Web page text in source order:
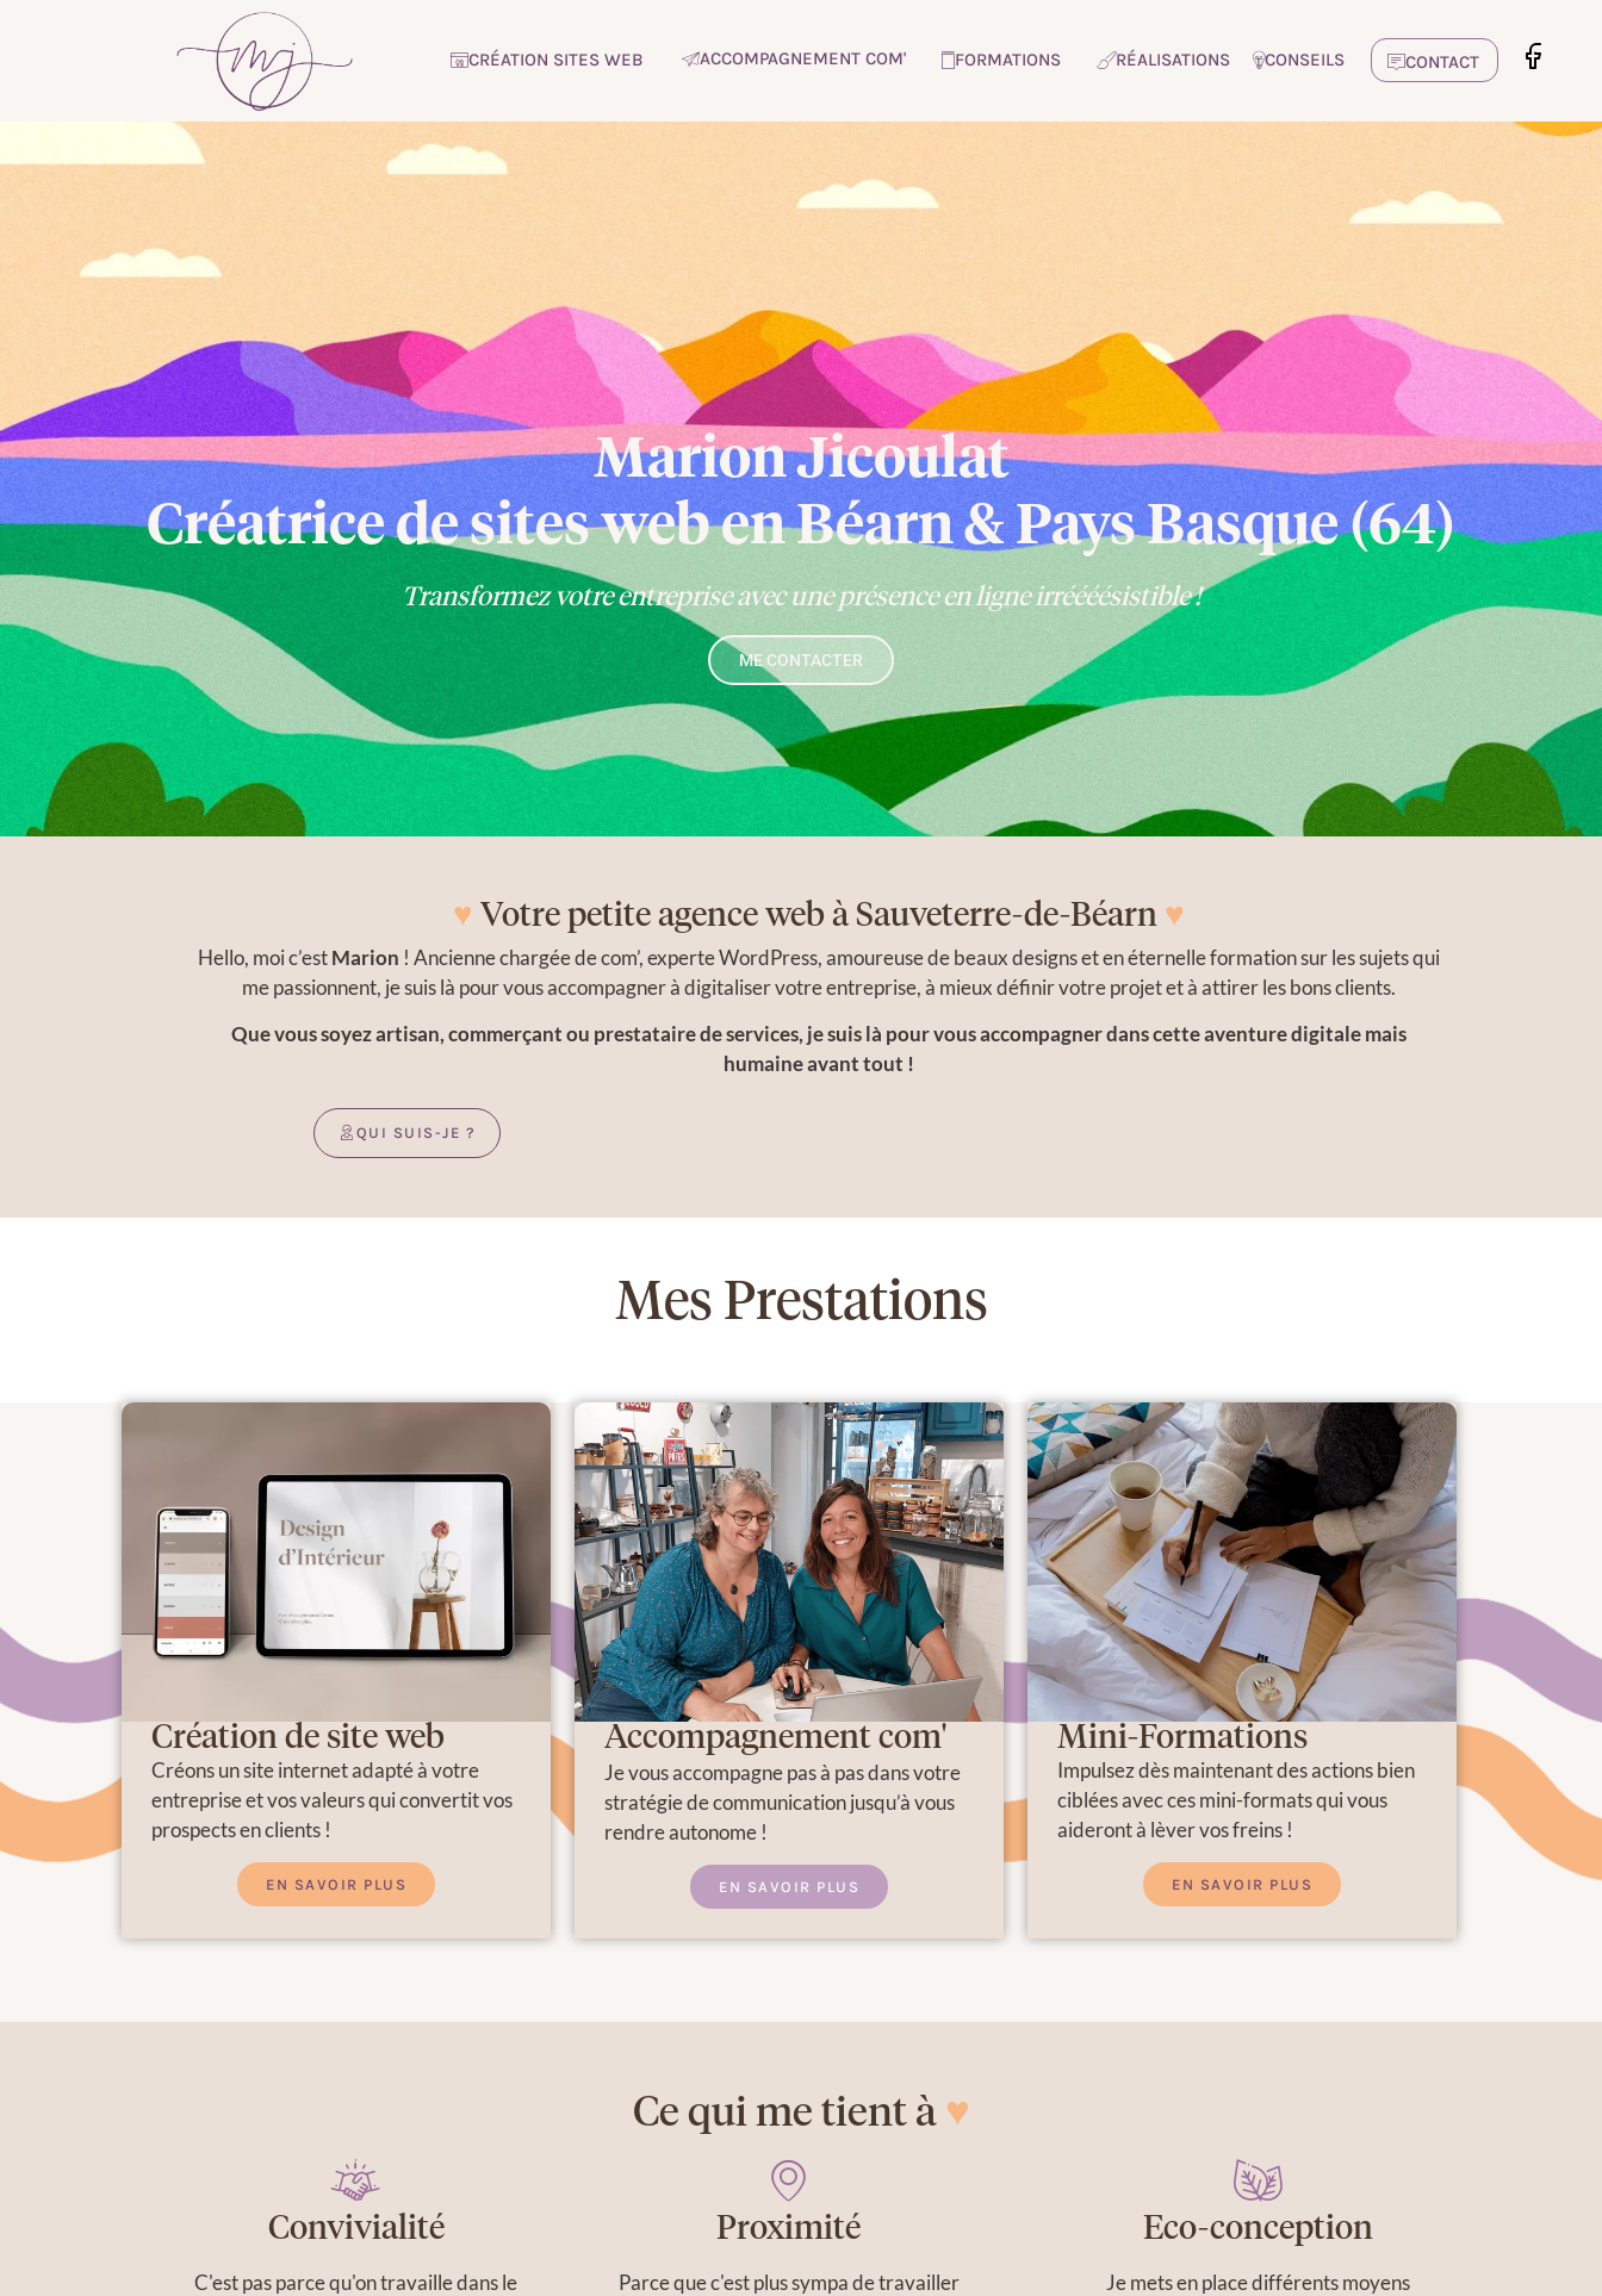
CRÉATION SITES WEB ACCOMPAGNEMENT COM' FORMATIONS RÉALISATIONS CONSEILS CONTACT
Marion Jicoulat
Créatrice de sites web en Béarn & Pays Basque (64)
Transformez votre entreprise avec une présence en ligne irréééésistible !
ME CONTACTER
♥ Votre petite agence web à Sauveterre-de-Béarn ♥
Hello, moi c’estMarion ! Ancienne chargée de com’, experte WordPress, amoureuse de beaux designs et en éternelle formation sur les sujets qui
me passionnent, je suis là pour vous accompagner à digitaliser votre entreprise, à mieux définir votre projet et à attirer les bons clients.
Que vous soyezartisan, commerçant ou prestataire de services, je suis là pour vous accompagner dans cette aventure digitale mais
humaine avant tout !
QUI SUIS-JE ?
Mes Prestations
Création de site web
Créons un site internet adapté à votre
entreprise et vos valeurs qui convertit vos
prospects en clients !
EN SAVOIR PLUS
Accompagnement com'
Je vous accompagne pas à pas dans votre
stratégie de communication jusqu’à vous
rendre autonome !
EN SAVOIR PLUS
Mini-Formations
Impulsez dès maintenant des actions bien
ciblées avec ces mini-formats qui vous
aideront à lèver vos freins !
EN SAVOIR PLUS
Ce qui me tient à ♥
Convivialité
C'est pas parce qu'on travaille dans le
Proximité
Parce que c'est plus sympa de travailler
Eco-conception
Je mets en place différents moyens